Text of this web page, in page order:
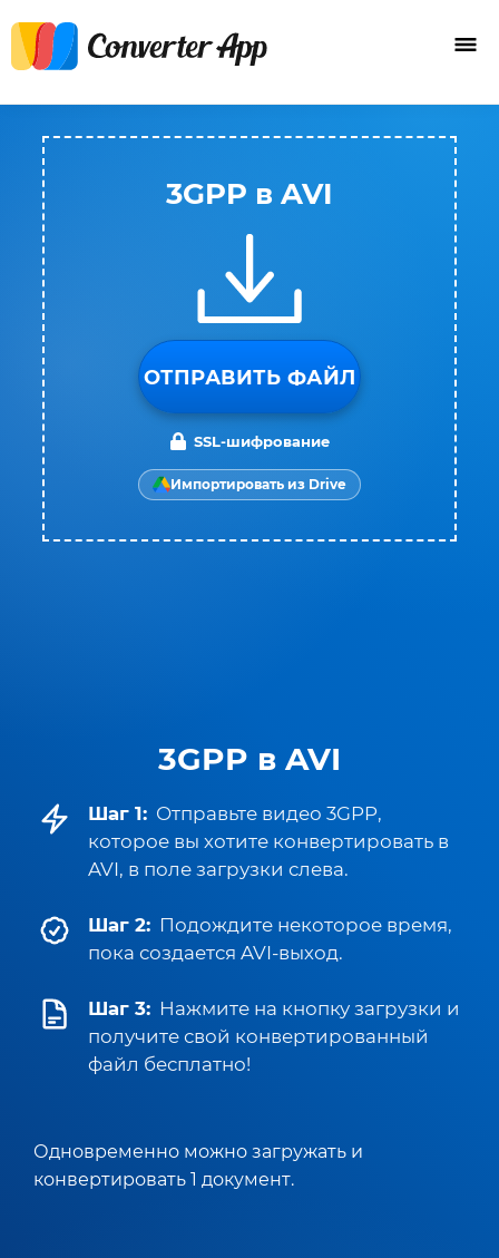
3GPP в AVI
Шаг 1: Отправьте видео 3GPP,
которое вы хотите конвертировать в
AVI, в поле загрузки слева.
Шаг 2: Подождите некоторое время,
пока создается AVI-выход.
Шаг 3: Нажмите на кнопку загрузки и
получите свой конвертированный
файл бесплатно!
Одновременно можно загружать и
конвертировать 1 документ.
3GPP в AVI
ОТПРАВИТЬ ФАЙЛ
SSL-шифрование
Импортировать из Drive